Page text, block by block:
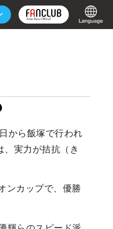
から飯塚で行われ
実力が拮抗（き
ンカップで、優勝